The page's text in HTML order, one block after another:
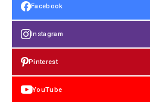
Facebook
Instagram
Pinterest
YouTube